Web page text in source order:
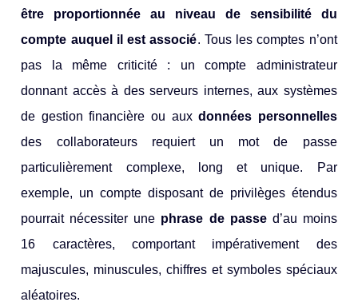
être proportionnée au niveau de sensibilité du
compte auquel il est associé. Tous les comptes n’ont
pas la même criticité : un compte administrateur
donnant accès à des serveurs internes, aux systèmes
de gestion financière ou auxdonnées personnelles
des collaborateurs requiert un mot de passe
particulièrement complexe, long et unique. Par
exemple, un compte disposant de privilèges étendus
pourrait nécessiter une phrase de passe d’au moins
16 caractères, comportant impérativement des
majuscules, minuscules, chiffres et symboles spéciaux
aléatoires.